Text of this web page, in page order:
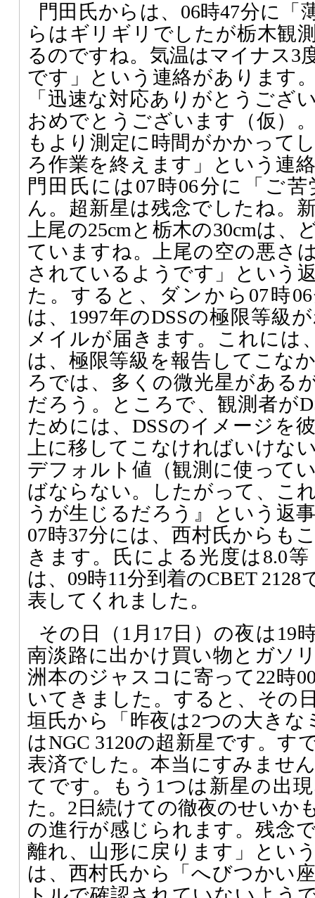
門田氏からは、06時47分に「
らはギリギリでしたが栃木観
るのですね。気温はマイナス3
です」という連絡があります
「迅速な対応ありがとうござ
おめでとうございます（仮）
もより測定に時間がかかって
ろ作業を終えます」という連
門田氏には07時06分に「ご
ん。超新星は残念でしたね。
上尾の25cmと栃木の30cmは、
ていますね。上尾の空の悪さ
されているようです」という
た。すると、ダンから07時06
は、1997年のDSSの極限等級
メイルが届きます。これには
は、極限等級を報告してこな
ろでは、多くの微光星がある
だろう。ところで、観測者が
ためには、DSSのイメージを
上に移してこなければいけな
デフォルト値（観測に使って
ばならない。したがって、こ
うが生じるだろう』という返
07時37分には、西村氏からも
きます。氏による光度は8.0
は、09時11分到着のCBET
表してくれました。
その日（1月17日）の夜は19
南淡路に出かけ買い物とガソ
洲本のジャスコに寄って22時
いてきました。すると、その
垣氏から「昨夜は2つの大きな
はNGC 3120の超新星です。す
表済でした。本当にすみませ
てです。もう1つは新星の出
た。2日続けての徹夜のせいか
の進行が感じられます。残念
離れ、山形に戻ります」とい
は、西村氏から「へびつかい